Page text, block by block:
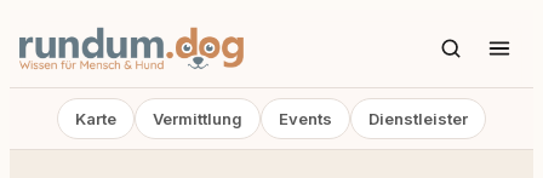
Karte Vermittlung Events Dienstleister